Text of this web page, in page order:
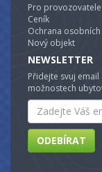
Pro
Ceník
Ochrana
Nový objekt
NEWSLETTER
Přidejte svuj
možnostech
Email
ODEBÍRAT